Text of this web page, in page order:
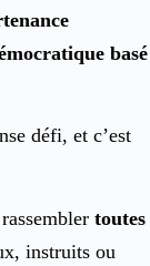
basé
défi, et c’est
toutes
instruits ou